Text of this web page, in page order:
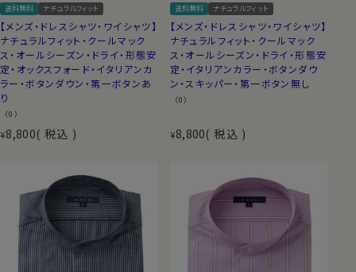
送料無料 ナチュラルフィット
【メンズ・ドレスシャツ・ワイシャツ】
ナチュラルフィット・クールマック
ス・オールシーズン・ドライ・形態安
定・オックスフォード・イタリアンカ
ラー・ボタンダウン・第一ボタンあ
り
（0）
¥8,800 税込
送料無料 ナチュラルフィット
【メンズ・ドレスシャツ・ワイシャツ】
ナチュラルフィット・クールマック
ス・オールシーズン・ドライ・形態安
定・イタリアンカラー・ボタンダウ
ン・スキッパー・第一ボタン無し
（0）
¥8,800 税込